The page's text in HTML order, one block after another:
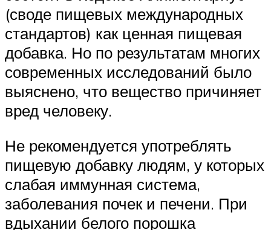
(своде пищевых международных
стандартов) как ценная пищевая
добавка. Но по результатам многих
современных исследований было
выяснено, что вещество причиняет
вред человеку.
Не рекомендуется употреблять
пищевую добавку людям, у которых
слабая иммунная система,
заболевания почек и печени. При
вдыхании белого порошка